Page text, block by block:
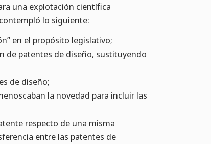
una explotación científica
lo siguiente:
en el propósito legislativo;
de patentes de diseño, sustituyendo
de diseño;
la novedad para incluir las
respecto de una misma
entre las patentes de